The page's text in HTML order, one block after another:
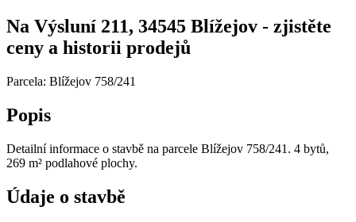
Na Výsluní 211, 34545 Blížejov - zjistěte
ceny a historii prodejů
Parcela: Blížejov 758/241
Popis
Detailní informace o stavbě na parcele Blížejov 758/241. 4 bytů,
269 m² podlahové plochy.
Údaje o stavbě